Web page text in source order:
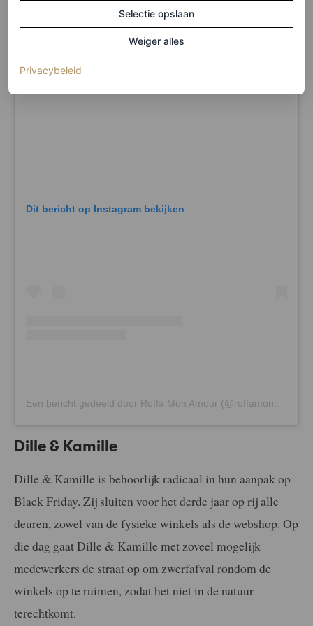
Dit bericht op Instagram bekijken
Dille & Kamille
Dille & Kamille is behoorlijk radicaal in hun aanpak op
Black Friday. Zij sluiten voor het derde jaar op rij alle
deuren, zowel van de fysieke winkels als de webshop. Op
die dag gaat Dille & Kamille met zoveel mogelijk
medewerkers de straat op om zwerfafval rondom de
winkels op te ruimen, zodat het niet in de natuur
terechtkomt.
Selectie opslaan
Weiger alles
Privacybeleid